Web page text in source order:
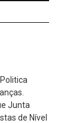
Mendes